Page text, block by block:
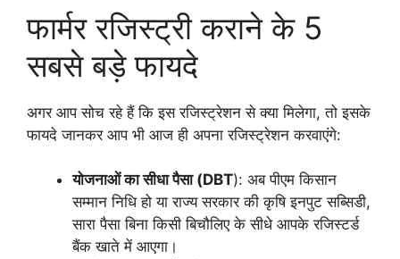
फार्मर रजिस्ट्री कराने के 5
सबसे बड़े फायदे
अगर आप सोच रहे हैं कि इस रजिस्ट्रेशन से क्या मिलेगा, तो इसके
फायदे जानकर आप भी आज ही अपना रजिस्ट्रेशन करवाएंगे:
योजनाओं का सीधा पैसा (DBT): अब पीएम किसान
सम्मान निधि हो या राज्य सरकार की कृषि इनपुट सब्सिडी,
सारा पैसा बिना किसी बिचौलिए के सीधे आपके रजिस्टर्ड
बैंक खाते में आएगा।